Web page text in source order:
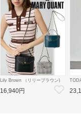
Lily Brown （リリーブラウン)
【LB×MARY QUANT】スタッ
ズバニティバッグ 26秋冬
【LWGB264343】ハンド・ショ
16,940円
26秋